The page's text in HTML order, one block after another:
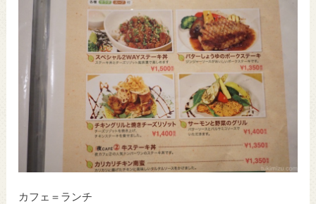
カフェ＝ランチ